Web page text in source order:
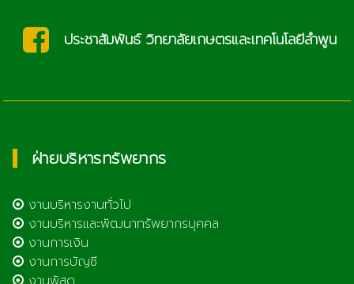
saraban@lcat.ac.th
ฝ่ายบริหารทรัพยากร
งานบริหารงานทั่วไป
งานบริหารและพัฒนาทรัพยากรบุคคล
งานการเงิน
งานการบัญชี